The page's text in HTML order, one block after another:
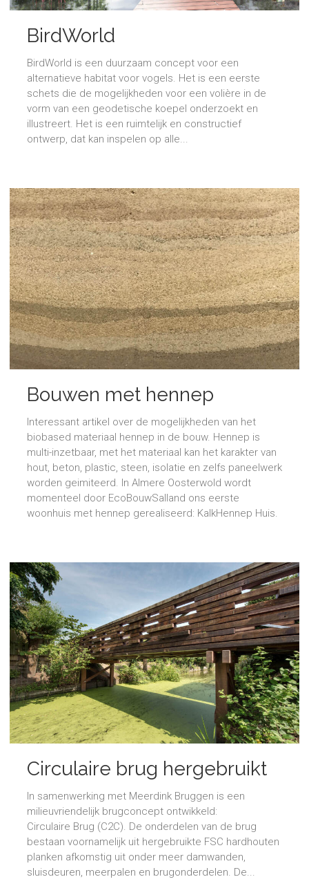
BirdWorld
BirdWorld is een duurzaam concept voor een
alternatieve habitat voor vogels. Het is een eerste
schets die de mogelijkheden voor een volière in de
vorm van een geodetische koepel onderzoekt en
illustreert. Het is een ruimtelijk en constructief
ontwerp, dat kan inspelen op alle...
Bouwen met hennep
Interessant artikel over de mogelijkheden van het
biobased materiaal hennep in de bouw. Hennep is
multi-inzetbaar, met het materiaal kan het karakter van
hout, beton, plastic, steen, isolatie en zelfs paneelwerk
worden geimiteerd. In Almere Oosterwold wordt
momenteel door EcoBouwSalland ons eerste
woonhuis met hennep gerealiseerd: KalkHennep Huis.
Circulaire brug hergebruikt
hout
In samenwerking met Meerdink Bruggen is een
milieuvriendelijk brugconcept ontwikkeld:
Circulaire Brug (C2C). De onderdelen van de brug
bestaan voornamelijk uit hergebruikte FSC hardhouten
planken afkomstig uit onder meer damwanden,
sluisdeuren, meerpalen en brugonderdelen. De...